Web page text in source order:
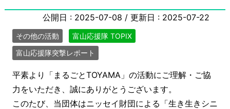
公開日 : 2025-07-08 / 更新日 : 2025-07-22
その他の活動
富山応援隊 TOPIX
富山応援隊突撃レポート
平素より「まるごとTOYAMA」の活動にご理解・ご協
力をいただき、誠にありがとうございます。
このたび、当団体はニッセイ財団による「生き生きシニ